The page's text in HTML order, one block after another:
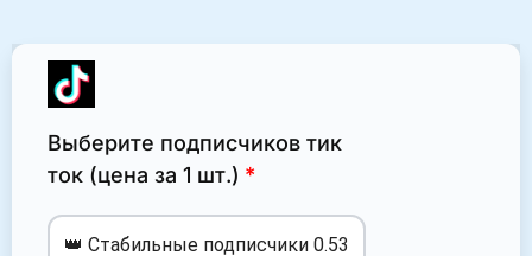
Выберите подписчиков тик
ток (цена за 1 шт.)